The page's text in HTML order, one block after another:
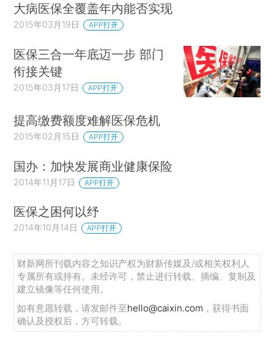
大病医保全覆盖年内能否实现
2015年03月19日 APP打开
医保三合一年底迈一步 部门
衔接关键
2015年03月17日 APP打开
提高缴费额度难解医保危机
2015年02月15日 APP打开
国办：加快发展商业健康保险
2014年11月17日 APP打开
医保之困何以纾
2014年10月14日 APP打开
财新网所刊载内容之知识产权为财新传媒及/或相关权利人
专属所有或持有。未经许可，禁止进行转载、摘编、复制及
建立镜像等任何使用。
如有意愿转载，请发邮件至hello@caixin.com ，获得书面
确认及授权后，方可转载。